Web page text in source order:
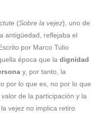
(Sobre la vejez), uno de
antigüedad, reflejaba el
por Marco Tulio
época que la dignidad
y, por tanto, la
por lo que es, no por lo que
de la participación y la
vejez no implica retiro